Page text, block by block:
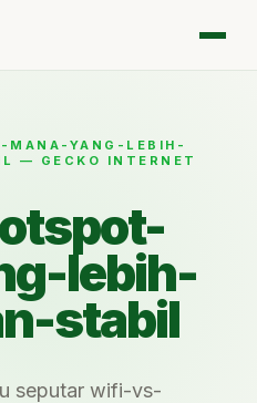
MANA-YANG-LEBIH-
— GECKO INTERNET
lebih-
stabil
seputar wifi-vs-